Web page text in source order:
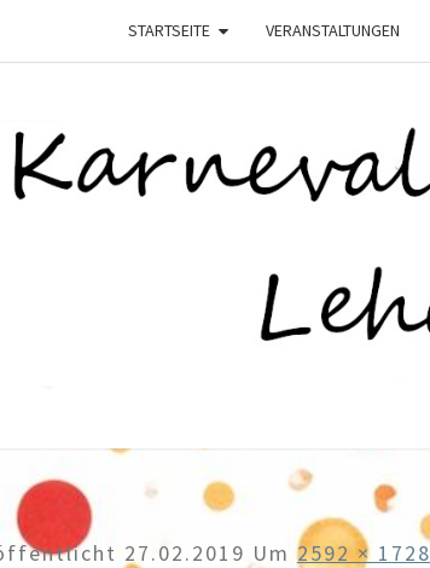
STARTSEITE VERANSTALTUNGEN
Lehesten
Helau–
27.02.2019 Um 2592 × 1728